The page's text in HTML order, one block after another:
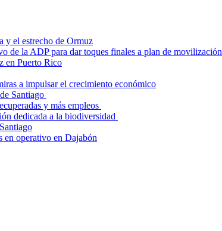
y el estrecho de Ormuz
de la ADP para dar toques finales a plan de movilización
en Puerto Rico
a impulsar el crecimiento económico
Santiago
y más empleos
dedicada a la biodiversidad
en operativo en Dajabón